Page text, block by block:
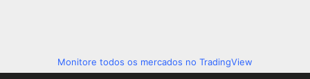
Monitore todos os mercados no TradingView